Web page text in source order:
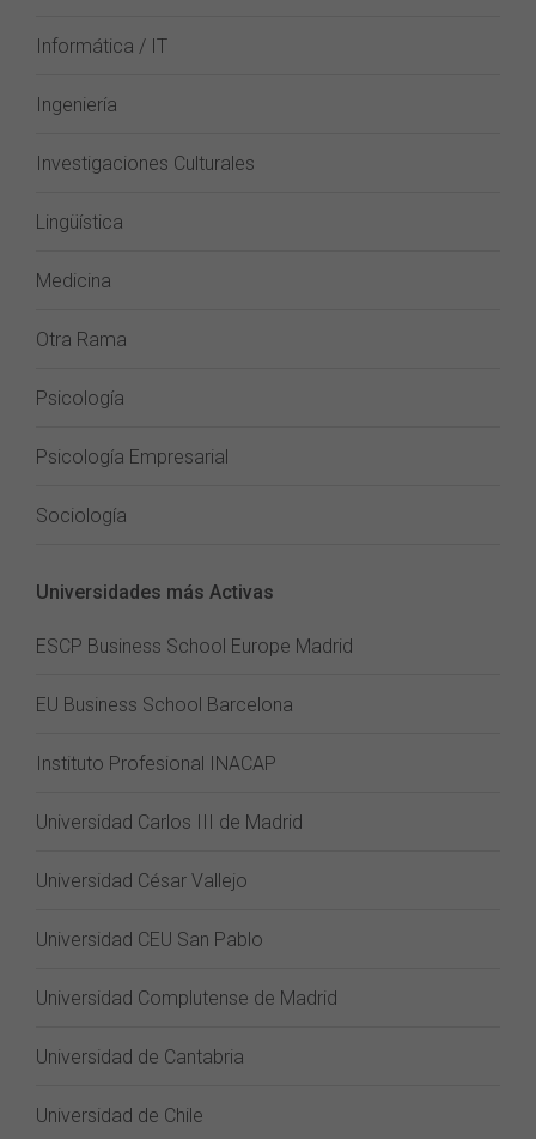
Informática / IT
Ingeniería
Investigaciones Culturales
Lingüística
Medicina
Otra Rama
Psicología
Psicología Empresarial
Sociología
Universidades más Activas
ESCP Business School Europe Madrid
EU Business School Barcelona
Instituto Profesional INACAP
Universidad Carlos III de Madrid
Universidad César Vallejo
Universidad CEU San Pablo
Universidad Complutense de Madrid
Universidad de Cantabria
Universidad de Chile